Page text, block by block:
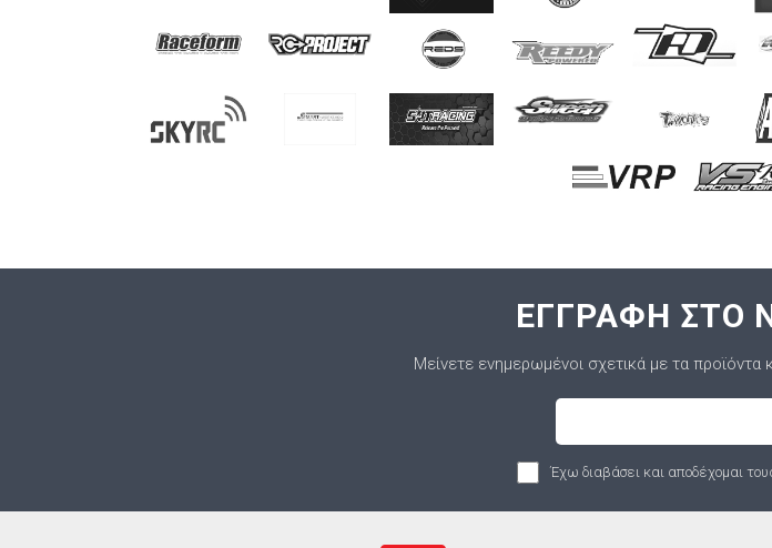
ΕΓΓΡΑΦΗ ΣΤΟ
Μείνετε ενημερωμένοι σχετικά με τα
Έχω διαβάσει και αποδέχομαι